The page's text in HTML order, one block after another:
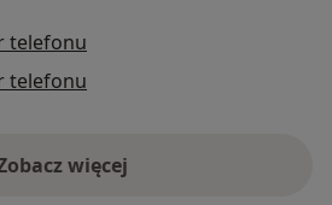
telefonu
telefonu
więcej